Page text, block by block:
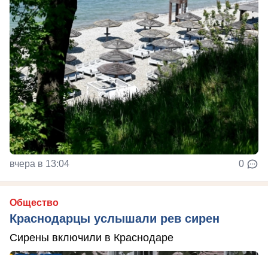
вчера в 13:04 0
Общество
Краснодарцы услышали рев сирен
Сирены включили в Краснодаре